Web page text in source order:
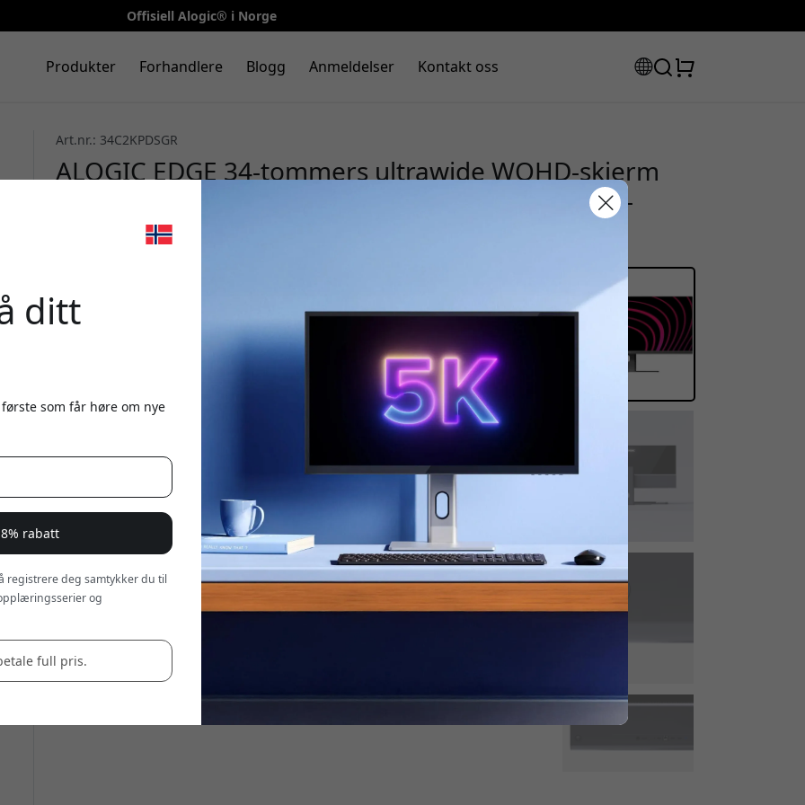
Offisiell Alogic® i Norge
Produkter Forhandlere Blogg Anmeldelser Kontakt oss
Art.nr.: 34C2KPDSGR
ALOGIC EDGE 34-tommers ultrawide WQHD-skjerm
med USB-C, 90 W Power Delivery og 3440 x 1440-
oppløsning - Space grey
ditt
som får høre om nye
rabatt
registrere deg samtykker du til
og
full pris.
Bruk denne koden i kassen for å få 8% rabatt.